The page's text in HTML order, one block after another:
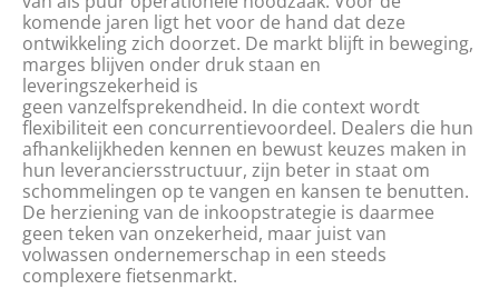
komende jaren ligt het voor de hand dat deze
ontwikkeling zich doorzet. De markt blijft in beweging,
marges blijven onder druk staan en
leveringszekerheid is
geen vanzelfsprekendheid. In die context wordt
flexibiliteit een concurrentievoordeel. Dealers die hun
afhankelijkheden kennen en bewust keuzes maken in
hun leveranciersstructuur, zijn beter in staat om
schommelingen op te vangen en kansen te benutten.
De herziening van de inkoopstrategie is daarmee
geen teken van onzekerheid, maar juist van
volwassen ondernemerschap in een steeds
complexere fietsenmarkt.